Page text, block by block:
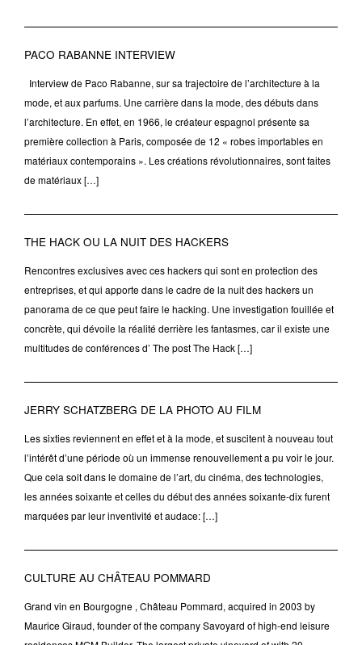
PACO RABANNE INTERVIEW
Interview de Paco Rabanne, sur sa trajectoire de l’architecture à la
mode, et aux parfums. Une carrière dans la mode, des débuts dans
l’architecture. En effet, en 1966, le créateur espagnol présente sa
première collection à Paris, composée de 12 « robes importables en
matériaux contemporains ». Les créations révolutionnaires, sont faites
de matériaux […]
THE HACK OU LA NUIT DES HACKERS
Rencontres exclusives avec ces hackers qui sont en protection des
entreprises, et qui apporte dans le cadre de la nuit des hackers un
panorama de ce que peut faire le hacking. Une investigation fouillée et
concrète, qui dévoile la réalité derrière les fantasmes, car il existe une
multitudes de conférences d’ The post The Hack […]
JERRY SCHATZBERG DE LA PHOTO AU FILM
Les sixties reviennent en effet et à la mode, et suscitent à nouveau tout
l’intérêt d’une période où un immense renouvellement a pu voir le jour.
Que cela soit dans le domaine de l’art, du cinéma, des technologies,
les années soixante et celles du début des années soixante-dix furent
marquées par leur inventivité et audace: […]
CULTURE AU CHÂTEAU POMMARD
Grand vin en Bourgogne , Château Pommard, acquired in 2003 by
Maurice Giraud, founder of the company Savoyard of high-end leisure